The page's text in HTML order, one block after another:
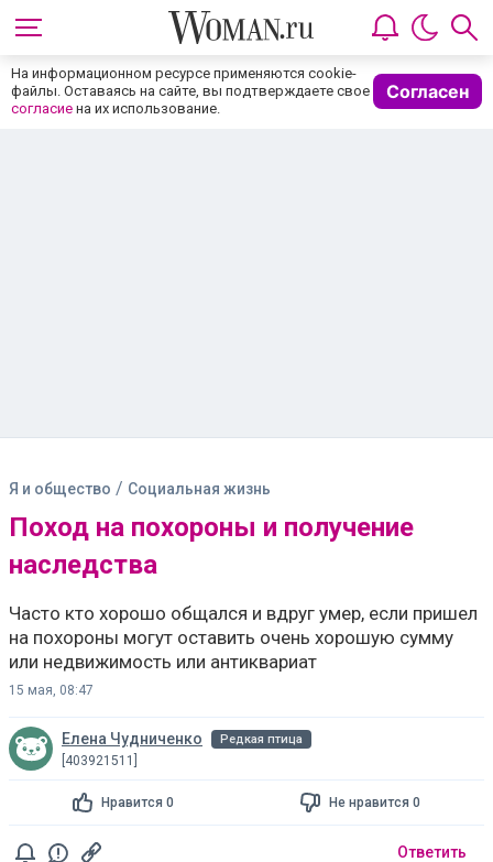
На информационном ресурсе применяются cookie-
файлы. Оставаясь на сайте, вы подтверждаете свое
согласие на их использование.
Согласен
Я и общество / Социальная жизнь
Поход на похороны и получение
наследства
Часто кто хорошо общался и вдруг умер, если пришел
на похороны могут оставить очень хорошую сумму
или недвижимость или антиквариат
15 мая, 08:47
Елена Чудниченко Редкая птица
[403921511]
Нравится 0 Не нравится 0
Ответить